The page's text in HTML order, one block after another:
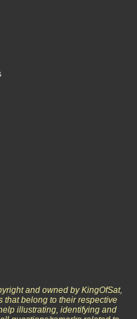
and owned by KingOfSat,
that belong to their respective
illustrating, identifying and